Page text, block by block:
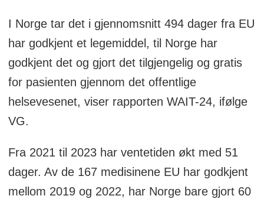
denne gruppen blir tilgjengelig.
Av 167 medisiner som EU har godkjent
mellom 2019 og 2022, har Norge bare
gjort tilgjengelig 60 av dem for
pasientene, altså at de får kostnadene
147 og Danmark 109 av de 167
medisinene.
I Norge tar det i gjennomsnitt 494 dager fra EU
har godkjent et legemiddel, til Norge har
godkjent det og gjort det tilgjengelig og gratis
for pasienten gjennom det offentlige
helsevesenet, viser rapporten WAIT-24, ifølge
VG.
Fra 2021 til 2023 har ventetiden økt med 51
dager. Av de 167 medisinene EU har godkjent
mellom 2019 og 2022, har Norge bare gjort 60